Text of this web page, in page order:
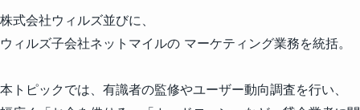
株式会社ウィルズ並びに、
ウィルズ子会社ネットマイルの マーケティング業務を統括。
本トピックでは、有識者の監修やユーザー動向調査を行い、